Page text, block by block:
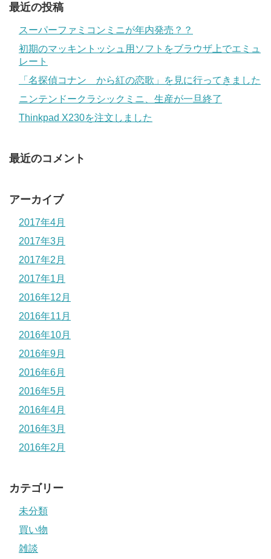
最近の投稿
スーパーファミコンミニが年内発売？？
初期のマッキントッシュ用ソフトをブラウザ上でエミュ
レート
「名探偵コナン から紅の恋歌」を見に行ってきました
ニンテンドークラシックミニ、生産が一旦終了
Thinkpad X230を注文しました
最近のコメント
アーカイブ
2017年4月
2017年3月
2017年2月
2017年1月
2016年12月
2016年11月
2016年10月
2016年9月
2016年6月
2016年5月
2016年4月
2016年3月
2016年2月
カテゴリー
未分類
買い物
雑談